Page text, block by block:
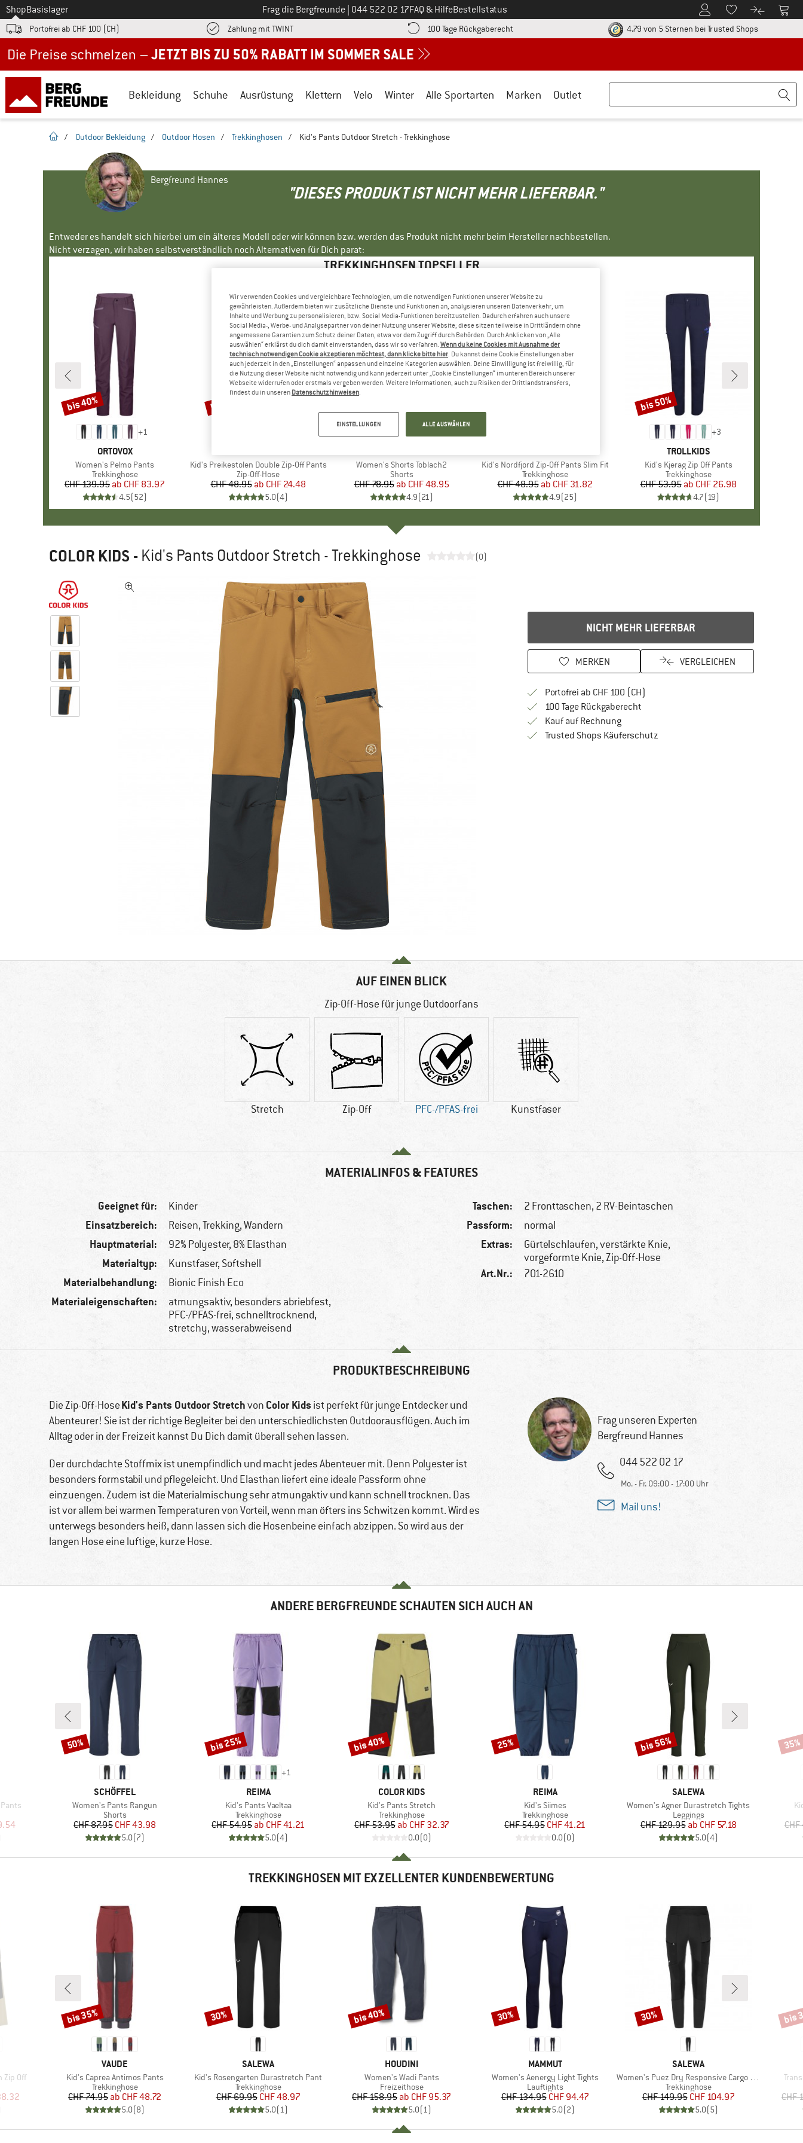
Zum
ShopBasislager Frag die Bergfreunde Ruf uns an unter
044 522 02 17FAQ & HilfeBestellstatus Zum KundenkontoZum Merkzettel.
Zum Zum
Portofrei ab CHF 100 (CH) Zahlung mit TWINTFinde die Zahlungs-Infos hier! Öffnet sich in einer Infobox
100 Tage Rückgaberecht Gehe hier zu den Rückgabe-Richtlinien Öffnet sich in einer Infobox
4.79 von 5 Sternen bei Trusted ShopsFinde alle
Bekleidung Schuhe Ausrüstung Klettern Velo Winter Alle Sportarten Marken Outlet
Startseite
/ Outdoor Bekleidung / Outdoor Hosen / Trekkinghosen / Kid's Pants Outdoor Stretch - Trekkinghose
Bergfreund Hannes
"DIESES PRODUKT IST NICHT MEHR LIEFERBAR."
Entweder es handelt sich hierbei um ein älteres Modell oder wir können bzw. werden das Produkt nicht mehr beim Hersteller nachbestellen.
Nicht verzagen, wir haben selbstverständlich noch Alternativen für Dich parat:
TREKKINGHOSEN TOPSELLER
+1
MARKE
ORTOVOX
Artikel
Women's Pelmo Pants
Produktgruppe
Trekkinghose
Preis
CHF 139.95 reduzierter Preis
ab CHF 83.97
4.5(52)
Rabatt
bis 40%
Artikel
Kid's Preikestolen Double Zip-Off Pants
Produktgruppe
Zip-Off-Hose
Preis
CHF 48.95 reduzierter Preis
ab CHF 24.48
5.0(4)
Rabatt
bis 50%
Artikel
Women's Shorts Toblach2
Produktgruppe
Shorts
Preis
CHF 78.95 reduzierter Preis
ab CHF 48.95
4.9(21)
Artikel
Kid's Nordfjord Zip-Off Pants Slim Fit
Produktgruppe
Trekkinghose
Preis
CHF 48.95 reduzierter Preis
ab CHF 31.82
4.9(25)
+3
MARKE
TROLLKIDS
Artikel
Kid's Kjerag Zip Off Pants
Produktgruppe
Trekkinghose
Preis
CHF 53.95 reduzierter Preis
ab CHF 26.98
4.7(19)
Rabatt
bis 50%
COLOR KIDS - Kid's Pants Outdoor Stretch - Trekkinghose (0)
NICHT MEHR LIEFERBAR
MERKEN VERGLEICHEN
Portofrei ab CHF 100 (CH)
100 Tage RückgaberechtGehe hier zu den Rückgabe-Richtlinien
Kauf auf RechnungFinde die Zahlungs-Infos hier! Öffnet sich in
Trusted Shops KäuferschutzFinde alle Infos hier!
AUF EINEN BLICK
Zip-Off-Hose für junge Outdoorfans
Stretch Zip-Off PFC-/PFAS-frei Kunstfaser
MATERIALINFOS & FEATURES
Geeignet für: Kinder
Einsatzbereich: Reisen, Trekking, Wandern
Hauptmaterial: 92% Polyester, 8% Elasthan
Materialtyp: Kunstfaser, Softshell
Materialbehandlung: Bionic Finish Eco
Materialeigenschaften:
atmungsaktiv, besonders abriebfest,
PFC-/PFAS-frei, schnelltrocknend,
stretchy, wasserabweisend
Taschen: 2 Fronttaschen, 2 RV-Beintaschen
Passform: normal
Extras:
Gürtelschlaufen, verstärkte Knie,
vorgeformte Knie, Zip-Off-Hose
Art.Nr.: 701-2610
PRODUKTBESCHREIBUNG
Die Zip-Off-HoseKid's Pants Outdoor Stretchvon Color Kids ist perfekt für junge Entdecker und
Abenteurer! Sie ist der richtige Begleiter bei den unterschiedlichsten Outdoorausflügen. Auch im
Alltag oder in der Freizeit kannst Du Dich damit überall sehen lassen.
Der durchdachte Stoffmix ist unempfindlich und macht jedes Abenteuer mit. Denn Polyester ist
besonders formstabil und pflegeleicht. Und Elasthan liefert eine ideale Passform ohne
einzuengen. Zudem ist die Materialmischung sehr atmungaktiv und kann schnell trocknen. Das
ist vor allem bei warmen Temperaturen von Vorteil, wenn man öfters ins Schwitzen kommt. Wird es
unterwegs besonders heiß, dann lassen sich die Hosenbeine einfach abzippen. So wird aus der
langen Hose eine luftige, kurze Hose.
Frag unseren Experten
Bergfreund Hannes
044 522 02 17
Mo. - Fr. 09:00 - 17:00 Uhr
Mail uns!
ANDERE BERGFREUNDE SCHAUTEN SICH AUCH AN
Preis
MARKE
SCHÖFFEL
Artikel
Women's Pants Rangun
Produktgruppe
Shorts
Preis
CHF 87.95 reduzierter Preis
CHF 43.98
5.0(7)
Rabatt
50%
+1
MARKE
REIMA
Artikel
Kid's Pants Vaeltaa
Produktgruppe
Trekkinghose
Preis
CHF 54.95 reduzierter Preis
ab CHF 41.21
5.0(4)
Rabatt
bis 25%
MARKE
COLOR KIDS
Artikel
Kid's Pants Stretch
Produktgruppe
Trekkinghose
Preis
CHF 53.95 reduzierter Preis
ab CHF 32.37
0.0(0)
Rabatt
bis 40%
MARKE
REIMA
Artikel
Kid's Siimes
Produktgruppe
Trekkinghose
Preis
CHF 54.95reduzierter Preis
CHF 41.21
0.0(0)
Rabatt
25%
MARKE
SALEWA
Artikel
Women's Agner Durastretch Tights
Produktgruppe
Leggings
Preis
CHF 129.95 reduzierter Preis
ab CHF 57.18
5.0(4)
Rabatt
bis 56% 35%
TREKKINGHOSEN MIT EXZELLENTER KUNDENBEWERTUNG
Off
Preis
MARKE
VAUDE
Artikel
Kid's Caprea Antimos Pants
Produktgruppe
Trekkinghose
Preis
CHF 74.95 reduzierter Preis
ab CHF 48.72
5.0(8)
Rabatt
bis 35%
MARKE
SALEWA
Artikel
Kid's Rosengarten Durastretch Pant
Produktgruppe
Trekkinghose
Preis
CHF 69.95reduzierter Preis
CHF 48.97
5.0(1)
Rabatt
30%
MARKE
HOUDINI
Artikel
Women's Wadi Pants
Produktgruppe
Freizeithose
Preis
CHF 158.95 reduzierter Preis
ab CHF 95.37
5.0(1)
Rabatt
bis 40%
MARKE
MAMMUT
Artikel
Women's Aenergy Light Tights
Produktgruppe
Lauftights
Preis
CHF 134.95reduzierter Preis
CHF 94.47
5.0(2)
Rabatt
30%
MARKE
SALEWA
Artikel
Women's Puez Dry Responsive Cargo Tights
Produktgruppe
Trekkinghose
Preis
CHF 149.95reduzierter Preis
CHF 104.97
5.0(5)
Rabatt
30%
CHF
bis
Wir verwenden Cookies und vergleichbare Technologien, um die notwendigen Funktionen unserer Website zu
gewährleisten. Außerdem bieten wir zusätzliche Dienste und Funktionen an, analysieren unseren Datenverkehr, um
Inhalte und Werbung zu personalisieren, bzw. Social Media-Funktionen bereitzustellen. Dadurch erfahren auch unsere
Social Media-, Werbe- und Analysepartner von deiner Nutzung unserer Website; diese sitzen teilweise in Drittländern ohne
angemessene Garantien zum Schutz deiner Daten, etwa vor dem Zugriff durch Behörden. Durch Anklicken von „Alle
auswählen“ erklärst du dich damit einverstanden, dass wir so verfahren. Wenn du keine Cookies mit Ausnahme der
technisch notwendigen Cookie akzeptieren möchtest, dann klicke bitte hier. Du kannst deine Cookie Einstellungen aber
auch jederzeit in den „Einstellungen“ anpassen und einzelne Kategorien auswählen. Deine Einwilligung ist freiwillig, für
die Nutzung dieser Website nicht notwendig und kann jederzeit unter „Cookie Einstellungen“ im unteren Bereich unserer
Webseite widerrufen oder erstmals vergeben werden. Weitere Informationen, auch zu Risiken der Drittlandstransfers,
findest du in unseren Datenschutzhinweisen.
EINSTELLUNGEN ALLE AUSWÄHLEN